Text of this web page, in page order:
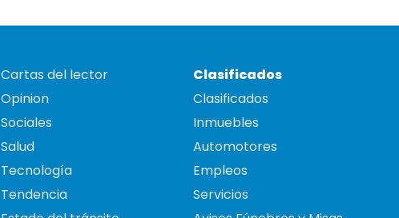
Cartas del lector
Opinion
Sociales
Salud
Tecnología
Tendencia
Clasificados
Clasificados
Inmuebles
Automotores
Empleos
Servicios